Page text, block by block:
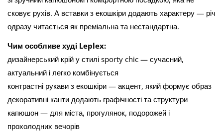
сковує рухів. А вставки з екошкіри додають характеру — річ
одразу читається як преміальна та нестандартна.
Чим особливе худі Leplex:
дизайнерський крій у стилі sporty chic — сучасний,
актуальний і легко комбінується
контрастні рукави з екошкіри — акцент, який формує образ
декоративні канти додають графічності та структури
капюшон — для міста, прогулянок, подорожей і
прохолодних вечорів